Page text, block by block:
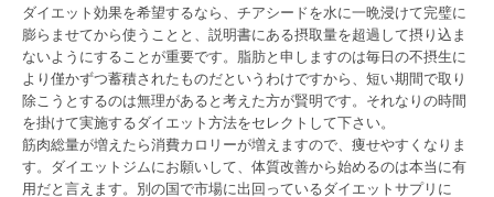
ダイエット効果を希望するなら、チアシードを水に一晩浸けて完璧に
膨らませてから使うことと、説明書にある摂取量を超過して摂り込ま
ないようにすることが重要です。脂肪と申しますのは毎日の不摂生に
より僅かずつ蓄積されたものだというわけですから、短い期間で取り
除こうとするのは無理があると考えた方が賢明です。それなりの時間
を掛けて実施するダイエット方法をセレクトして下さい。
筋肉総量が増えたら消費カロリーが増えますので、痩せやすくなりま
す。ダイエットジムにお願いして、体質改善から始めるのは本当に有
用だと言えます。別の国で市場に出回っているダイエットサプリに